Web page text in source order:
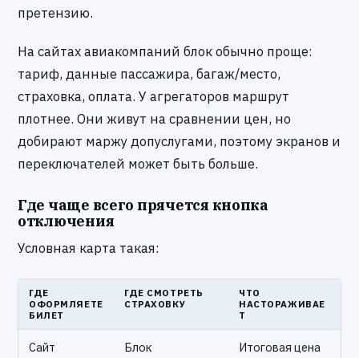
претензию.
На сайтах авиакомпаний блок обычно проще:
тариф, данные пассажира, багаж/место,
страховка, оплата. У агрегаторов маршрут
плотнее. Они живут на сравнении цен, но
добирают маржу допуслугами, поэтому экранов и
переключателей может быть больше.
Где чаще всего прячется кнопка
отключения
Условная карта такая:
ГДЕ
ОФОРМЛЯЕТЕ
БИЛЕТ
ГДЕ СМОТРЕТЬ
СТРАХОВКУ
ЧТО
НАСТОРАЖИВАЕ
Т
Сайт
Блок
Итоговая цена